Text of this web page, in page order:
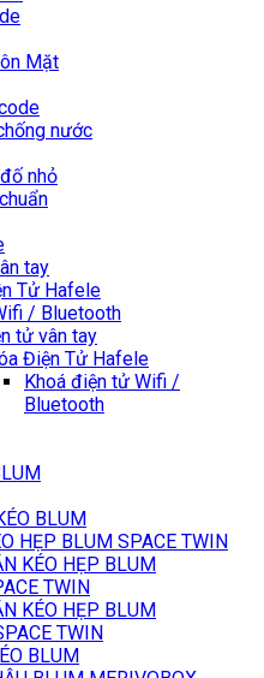
Mặt
nước
nhỏ
tay
Tử Hafele
/ Bluetooth
tử vân tay
Điện Tử Hafele
Khoá điện tử Wifi /
Bluetooth
BLUM
HẸP BLUM SPACE TWIN
KÉO HẸP BLUM
TWIN
KÉO HẸP BLUM
TWIN
BLUM